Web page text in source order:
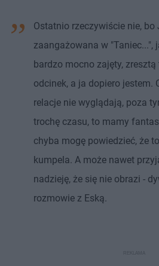
Ostatnio rzeczywiście nie,
zaangażowana w "Taniec...",
bardzo mocno zajęty,
odcinek, a ja dopiero jestem.
relacje nie wyglądają, poza
trochę czasu, to mamy
chyba mogę powiedzieć, że
kumpela. A może nawet
nadzieję, że się nie obrazi -
rozmowie z Eską.